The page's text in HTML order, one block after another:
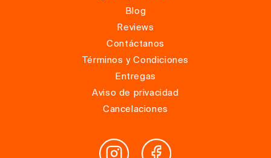
Blog
Reviews
Contáctanos
Términos y Condiciones
Entregas
Aviso de privacidad
Cancelaciones